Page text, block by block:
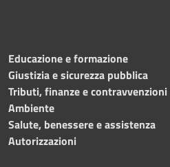
Educazione e formazione
Giustizia e sicurezza pubblica
Tributi, finanze e contravvenzioni
Ambiente
Salute, benessere e assistenza
Autorizzazioni